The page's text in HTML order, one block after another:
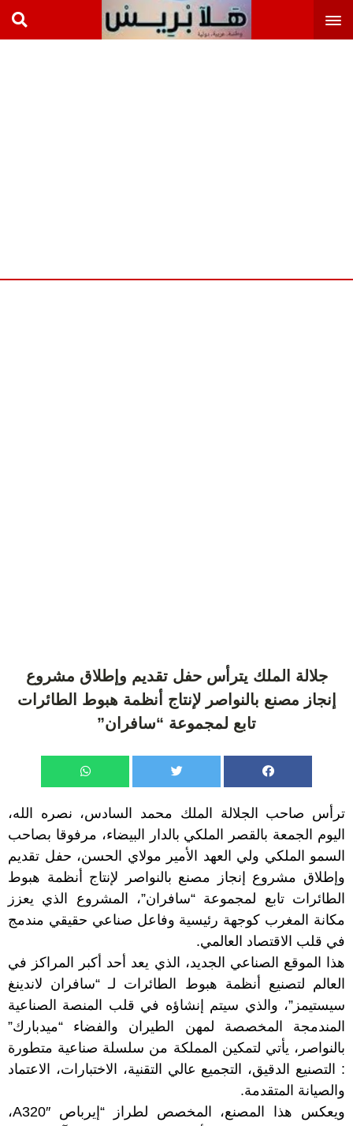
جلالة الملك يترأس حفل تقديم وإطلاق مشروع
إنجاز مصنع بالنواصر لإنتاج أنظمة هبوط الطائرات
تابع لمجموعة “سافران”
ترأس صاحب الجلالة الملك محمد السادس، نصره الله،
اليوم الجمعة بالقصر الملكي بالدار البيضاء، مرفوقا بصاحب
السمو الملكي ولي العهد الأمير مولاي الحسن، حفل تقديم
وإطلاق مشروع إنجاز مصنع بالنواصر لإنتاج أنظمة هبوط
الطائرات تابع لمجموعة “سافران”، المشروع الذي يعزز
مكانة المغرب كوجهة رئيسية وفاعل صناعي حقيقي مندمج
في قلب الاقتصاد العالمي.
هذا الموقع الصناعي الجديد، الذي يعد أحد أكبر المراكز في
العالم لتصنيع أنظمة هبوط الطائرات لـ “سافران لاندينغ
سيستيمز”، والذي سيتم إنشاؤه في قلب المنصة الصناعية
المندمجة المخصصة لمهن الطيران والفضاء “ميدبارك”
بالنواصر، يأتي لتمكين المملكة من سلسلة صناعية متطورة
: التصنيع الدقيق، التجميع عالي التقنية، الاختبارات، الاعتماد
والصيانة المتقدمة.
ويعكس هذا المصنع، المخصص لطراز “إيرباص A320″،